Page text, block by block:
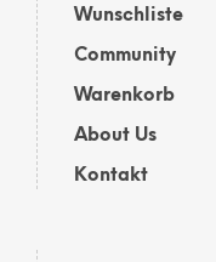
Wunschliste
Community
Warenkorb
About Us
Kontakt